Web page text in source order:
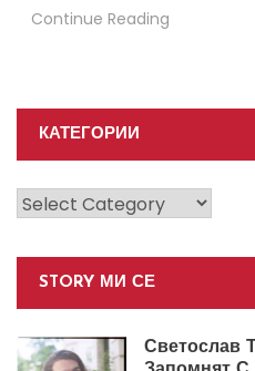
Continue Reading
КАТЕГОРИИ
Категории
STORY МИ СЕ
Светослав